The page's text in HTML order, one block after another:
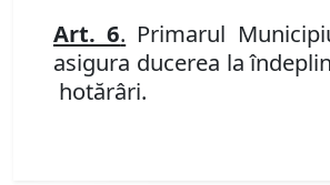
Art. 6. Primarul
asigura ducerea la
hotărâri.